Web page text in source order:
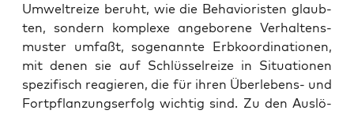
Umwelt­rei­ze beruht, wie die Beha­vio­ris­ten glaub­
ten, son­dern kom­ple­xe ange­bo­re­ne Ver­hal­tens­
mus­ter umfaßt, soge­nann­te Erb­ko­or­di­na­tio­nen,
mit denen sie auf Schlüs­sel­rei­ze in Situa­tio­nen
spe­zi­fisch reagie­ren, die für ihren Über­le­bens- und
Fort­pflan­zungs­er­folg wich­tig sind. Zu den Aus­lö­